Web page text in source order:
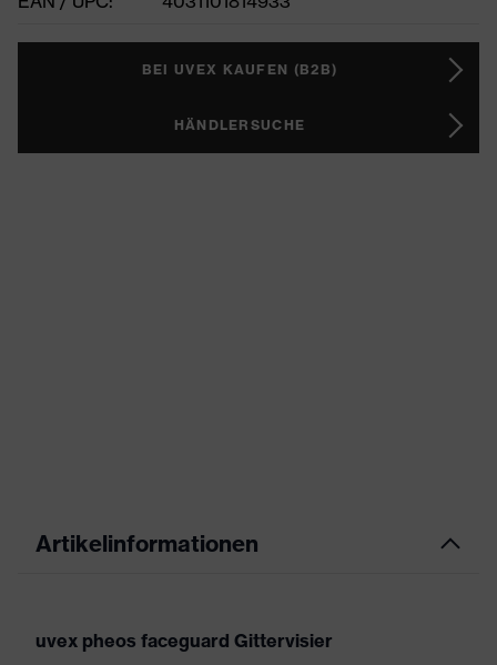
BEI UVEX KAUFEN (B2B)
HÄNDLERSUCHE
Artikelinformationen
uvex pheos faceguard Gittervisier